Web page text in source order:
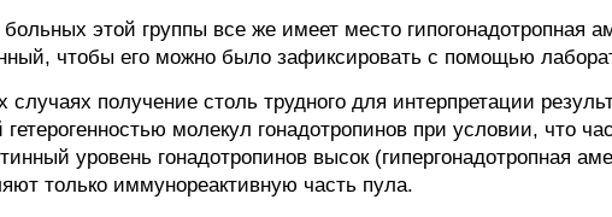
этой группы все же имеет место гипогонадотропная
чтобы его можно было зафиксировать с помощью
случаях получение столь трудного для интерпретации
гетерогенностью молекул гонадотропинов при условии, что
уровень гонадотропинов высок (гипергонадотропная
только иммунореактивную часть пула.